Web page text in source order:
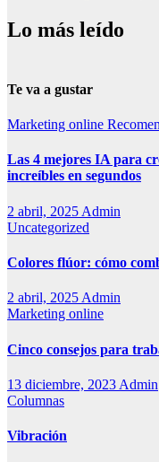
Lo más leído
Te va a gustar
Marketing online
Las 4 mejores IA para
increíbles en segundos
2 abril, 2025 Admin
Uncategorized
Colores flúor: cómo
2 abril, 2025 Admin
Marketing online
Cinco consejos para
13 diciembre, 2023 Admin
Columnas
Vibración